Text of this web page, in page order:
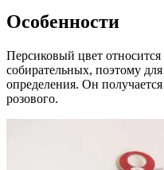
Особенности
Персиковый цвет
собирательных, поэтому
определения. Он
розового.